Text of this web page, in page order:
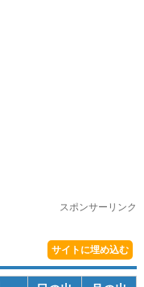
スポンサーリンク
サイトに埋め込む